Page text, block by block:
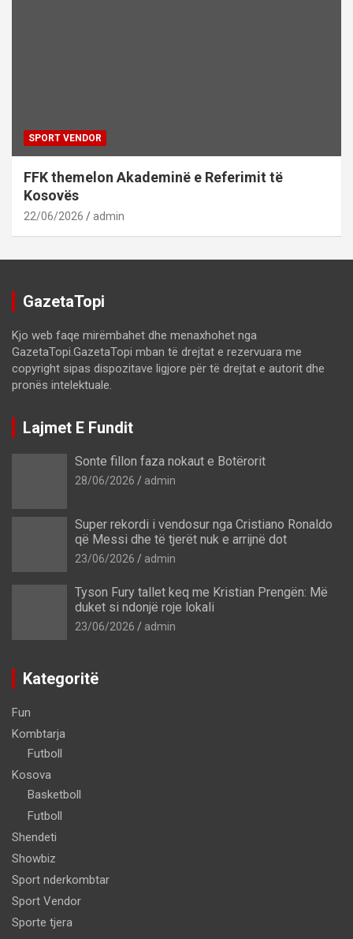
SPORT VENDOR
FFK themelon Akademinë e Referimit të
Kosovës
22/06/2026 admin
GazetaTopi
Kjo web faqe mirëmbahet dhe menaxhohet nga
GazetaTopi.GazetaTopi mban të drejtat e rezervuara me
copyright sipas dispozitave ligjore për të drejtat e autorit dhe
pronës intelektuale.
Lajmet E Fundit
Sonte fillon faza nokaut e Botërorit
28/06/2026 admin
Super rekordi i vendosur nga Cristiano Ronaldo
që Messi dhe të tjerët nuk e arrijnë dot
23/06/2026 admin
Tyson Fury tallet keq me Kristian Prengën: Më
duket si ndonjë roje lokali
23/06/2026 admin
Kategoritë
Fun
Kombtarja
Futboll
Kosova
Basketboll
Futboll
Shendeti
Showbiz
Sport nderkombtar
Sport Vendor
Sporte tjera